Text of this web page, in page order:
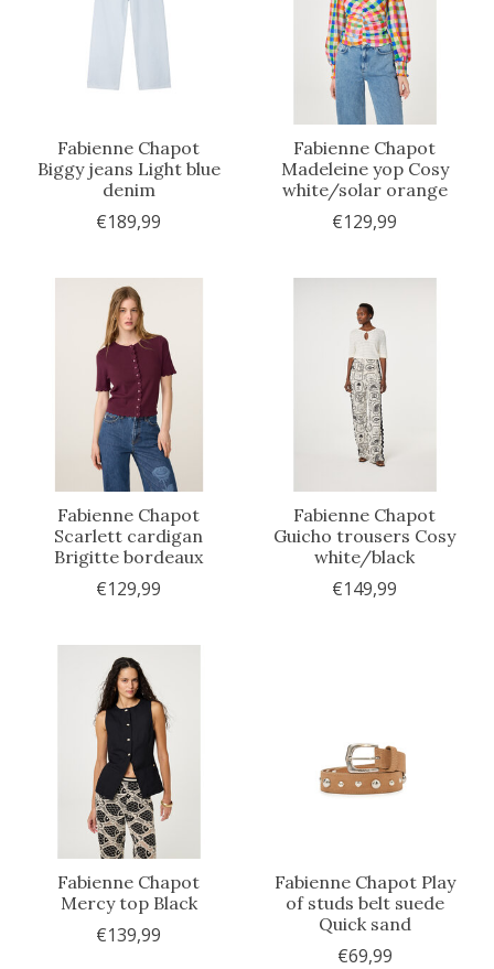
Fabienne Chapot
Biggy jeans Light blue
denim
€189,99
Fabienne Chapot
Madeleine yop Cosy
white/solar orange
€129,99
Fabienne Chapot
Scarlett cardigan
Brigitte bordeaux
€129,99
Fabienne Chapot
Guicho trousers Cosy
white/black
€149,99
Fabienne Chapot
Mercy top Black
€139,99
Fabienne Chapot Play
of studs belt suede
Quick sand
€69,99